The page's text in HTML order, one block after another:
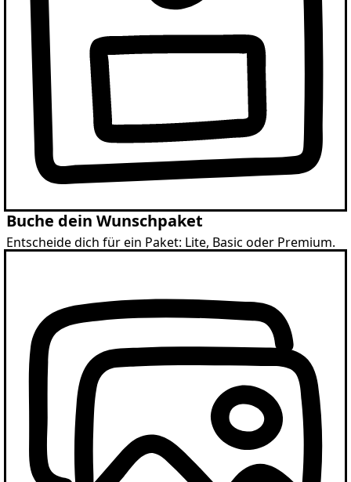
Buche dein Wunschpaket
Entscheide dich für ein Paket: Lite, Basic oder Premium.